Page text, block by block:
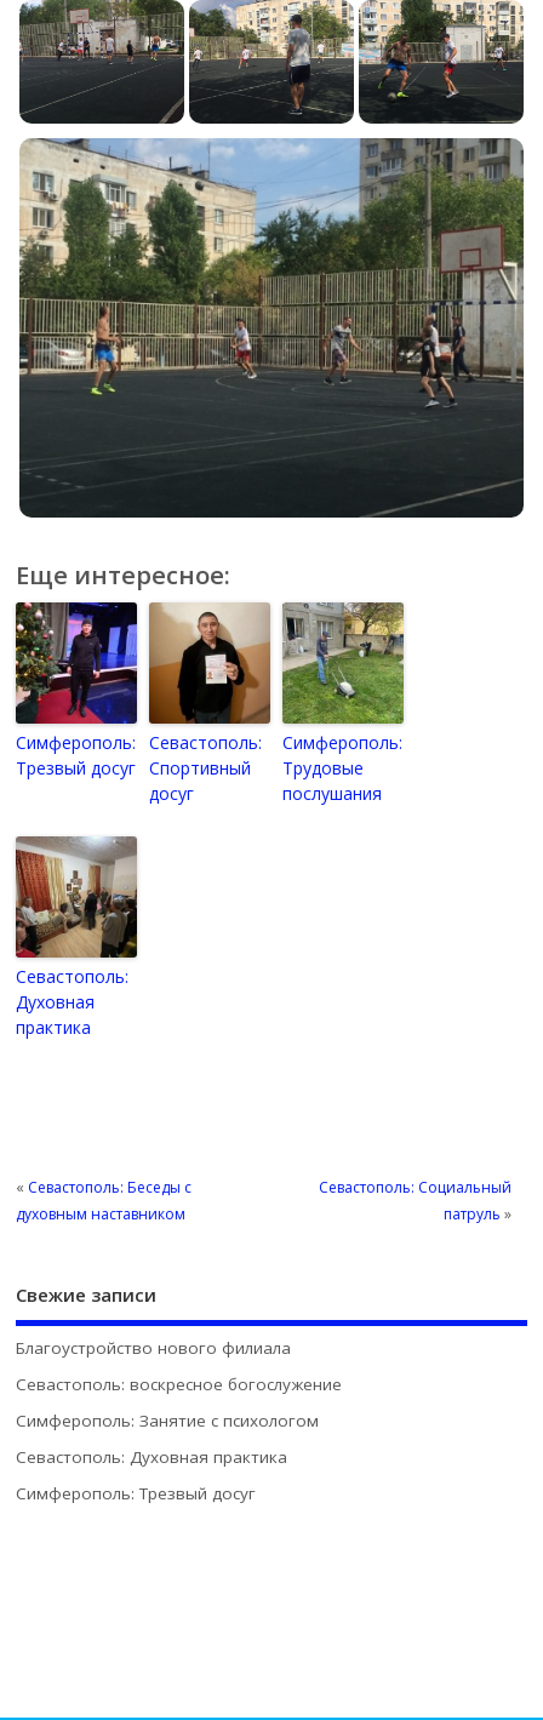
Еще интересное:
Симферополь:
Трезвый досуг
Севастополь:
Спортивный
досуг
Симферополь:
Трудовые
послушания
Севастополь:
Духовная
практика
« Севастополь: Беседы с
духовным наставником
Севастополь: Социальный
патруль »
Свежие записи
Благоустройство нового филиала
Севастополь: воскресное богослужение
Симферополь: Занятие с психологом
Севастополь: Духовная практика
Симферополь: Трезвый досуг